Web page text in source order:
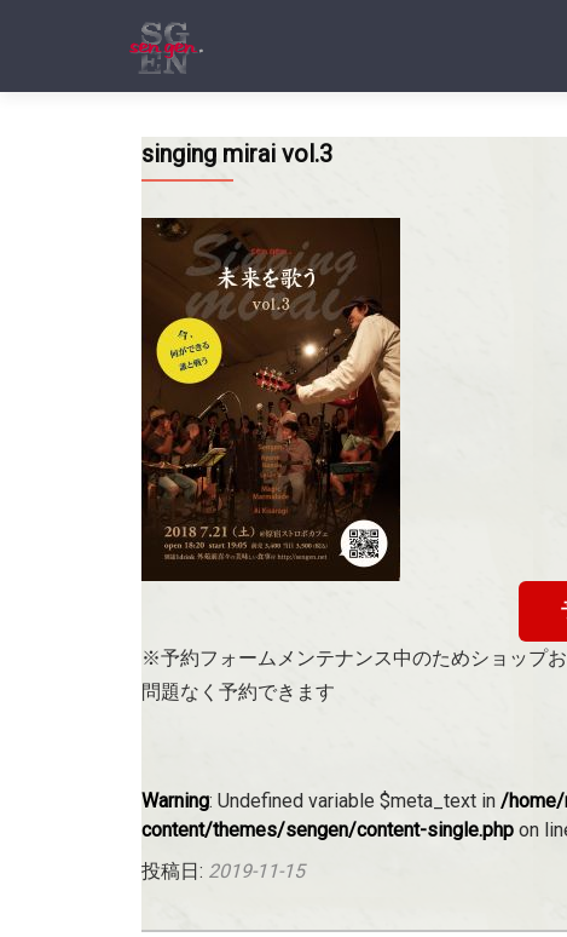
singing mirai vol.3
※予約フォームメンテナンス中のためショップ
問題なく予約できます
Warning: Undefined variable $meta_text in /
content/themes/sengen/content-single.php on
投稿日: 2019-11-15